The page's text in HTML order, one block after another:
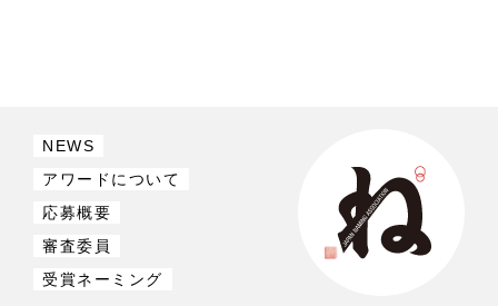
NEWS
アワードについて
応募概要
審査委員
受賞ネーミング